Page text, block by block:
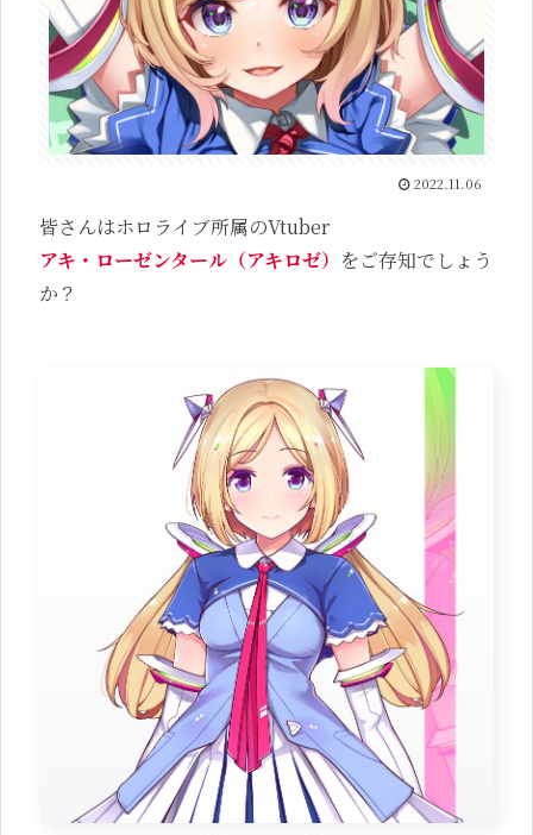
2022.11.06
皆さんはホロライブ所属のVtuber
アキ・ローゼンタール（アキロゼ） をご存知でしょう
か？